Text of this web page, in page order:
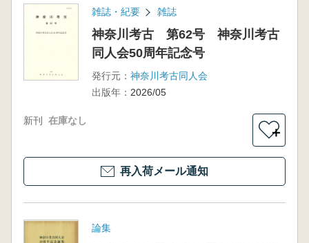
雑誌・紀要 雑誌
神奈川考古 第62号 神奈川考古
同人会50周年記念号
発行元： 神奈川考古同人会
出版年： 2026/05
新刊 在庫なし
＋
再入荷メール通知
論集